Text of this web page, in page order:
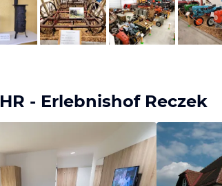
- Erlebnishof Reczek